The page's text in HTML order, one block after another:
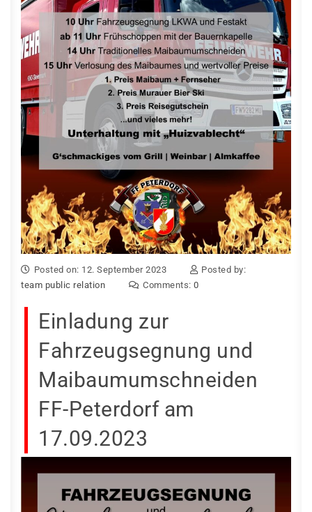
Posted on: 12. September 2023
Posted by:
team public relation
Comments: 0
Einladung zur
Fahrzeugsegnung und
Maibaumumschneiden
FF-Peterdorf am
17.09.2023